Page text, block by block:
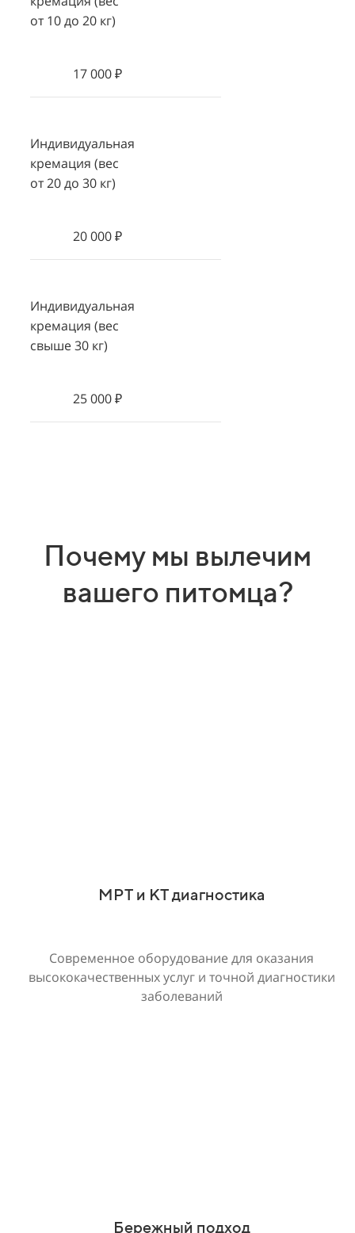
от 10 до 20 кг)
17 000 ₽
Индивидуальная
кремация (вес
от 20 до 30 кг)
20 000 ₽
Индивидуальная
кремация (вес
свыше 30 кг)
25 000 ₽
Почему мы вылечим
вашего питомца?
МРТ и КТ диагностика
Современное оборудование для оказания
высококачественных услуг и точной диагностики
заболеваний
Бережный подход